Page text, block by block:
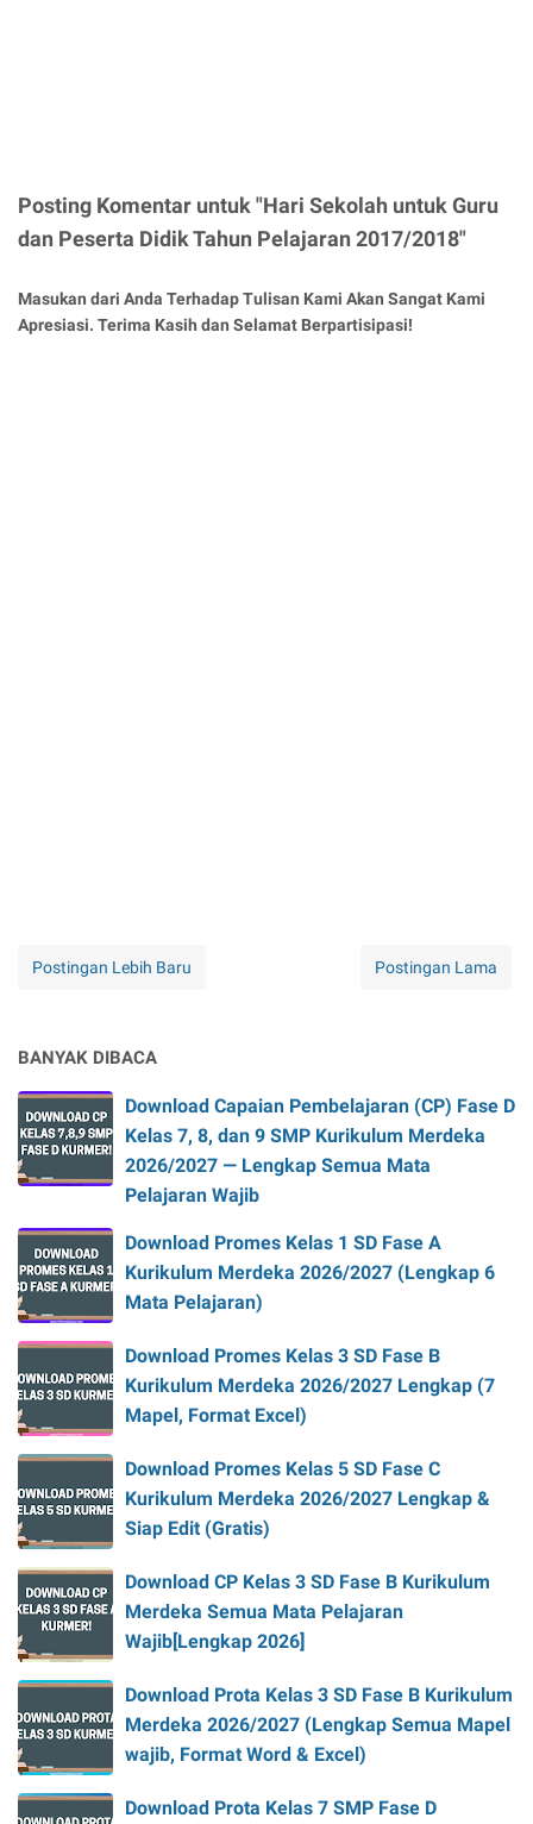
Posting Komentar untuk "Hari Sekolah untuk Guru
dan Peserta Didik Tahun Pelajaran 2017/2018"
Masukan dari Anda Terhadap Tulisan Kami Akan Sangat Kami
Apresiasi. Terima Kasih dan Selamat Berpartisipasi!
Postingan Lebih Baru Postingan Lama
BANYAK DIBACA
Download Capaian Pembelajaran (CP) Fase D
Kelas 7, 8, dan 9 SMP Kurikulum Merdeka
2026/2027 — Lengkap Semua Mata
Pelajaran Wajib
Download Promes Kelas 1 SD Fase A
Kurikulum Merdeka 2026/2027 (Lengkap 6
Mata Pelajaran)
Download Promes Kelas 3 SD Fase B
Kurikulum Merdeka 2026/2027 Lengkap (7
Mapel, Format Excel)
Download Promes Kelas 5 SD Fase C
Kurikulum Merdeka 2026/2027 Lengkap &
Siap Edit (Gratis)
Download CP Kelas 3 SD Fase B Kurikulum
Merdeka Semua Mata Pelajaran
Wajib[Lengkap 2026]
Download Prota Kelas 3 SD Fase B Kurikulum
Merdeka 2026/2027 (Lengkap Semua Mapel
wajib, Format Word & Excel)
Download Prota Kelas 7 SMP Fase D